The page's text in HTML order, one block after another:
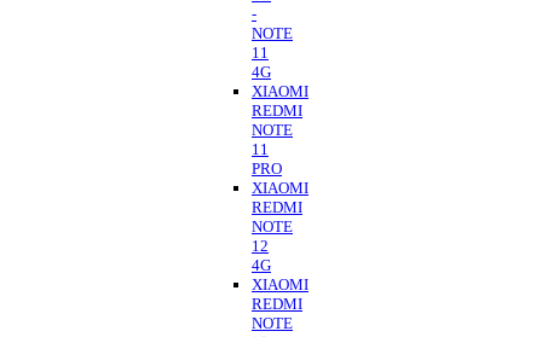
-
NOTE
11
4G
XIAOMI
REDMI
NOTE
11
PRO
XIAOMI
REDMI
NOTE
12
4G
XIAOMI
REDMI
NOTE